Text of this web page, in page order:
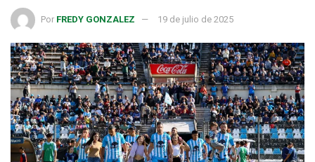
Por FREDY GONZALEZ 19 de julio de 2025